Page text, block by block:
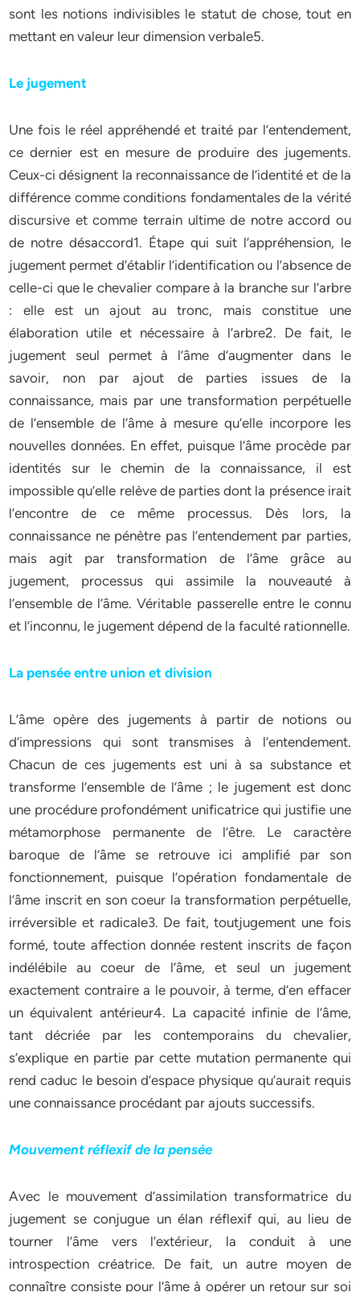
sont les notions indivisibles le statut de chose, tout en
mettant en valeur leur dimension verbale5.
Le jugement
Une fois le réel appréhendé et traité par l’entendement,
ce dernier est en mesure de produire des jugements.
Ceux-ci désignent la reconnaissance de l’identité et de la
différence comme conditions fondamentales de la vérité
discursive et comme terrain ultime de notre accord ou
de notre désaccord1. Étape qui suit l’appréhension, le
jugement permet d’établir l’identification ou l’absence de
celle-ci que le chevalier compare à la branche sur l’arbre
: elle est un ajout au tronc, mais constitue une
élaboration utile et nécessaire à l’arbre2. De fait, le
jugement seul permet à l’âme d’augmenter dans le
savoir, non par ajout de parties issues de la
connaissance, mais par une transformation perpétuelle
de l’ensemble de l’âme à mesure qu’elle incorpore les
nouvelles données. En effet, puisque l’âme procède par
identités sur le chemin de la connaissance, il est
impossible qu’elle relève de parties dont la présence irait
l’encontre de ce même processus. Dès lors, la
connaissance ne pénètre pas l’entendement par parties,
mais agit par transformation de l’âme grâce au
jugement, processus qui assimile la nouveauté à
l’ensemble de l’âme. Véritable passerelle entre le connu
et l’inconnu, le jugement dépend de la faculté rationnelle.
La pensée entre union et division
L’âme opère des jugements à partir de notions ou
d’impressions qui sont transmises à l’entendement.
Chacun de ces jugements est uni à sa substance et
transforme l’ensemble de l’âme ; le jugement est donc
une procédure profondément unificatrice qui justifie une
métamorphose permanente de l’être. Le caractère
baroque de l’âme se retrouve ici amplifié par son
fonctionnement, puisque l’opération fondamentale de
l’âme inscrit en son coeur la transformation perpétuelle,
irréversible et radicale3. De fait, toutjugement une fois
formé, toute affection donnée restent inscrits de façon
indélébile au coeur de l’âme, et seul un jugement
exactement contraire a le pouvoir, à terme, d’en effacer
un équivalent antérieur4. La capacité infinie de l’âme,
tant décriée par les contemporains du chevalier,
s’explique en partie par cette mutation permanente qui
rend caduc le besoin d’espace physique qu’aurait requis
une connaissance procédant par ajouts successifs.
Mouvement réflexif de la pensée
Avec le mouvement d’assimilation transformatrice du
jugement se conjugue un élan réflexif qui, au lieu de
tourner l’âme vers l’extérieur, la conduit à une
introspection créatrice. De fait, un autre moyen de
connaître consiste pour l’âme à opérer un retour sur soi